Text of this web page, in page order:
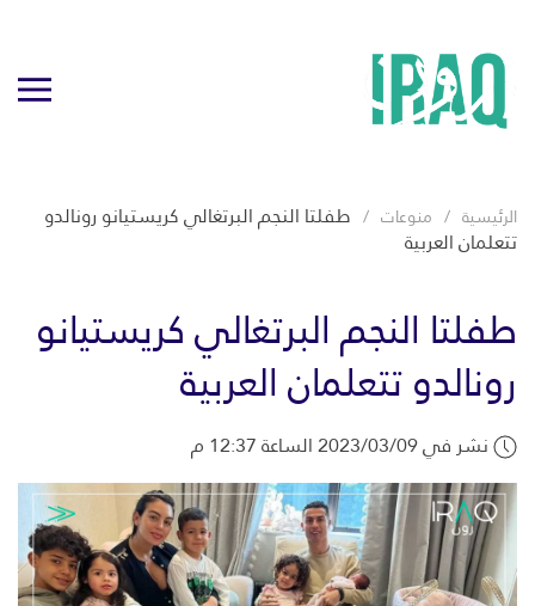
الرئيسية منوعات طفلتا النجم البرتغالي كريستيانو رونالدو
تتعلمان العربية
طفلتا النجم البرتغالي كريستيانو
رونالدو تتعلمان العربية
نشر في 2023/03/09 الساعة 12:37 م